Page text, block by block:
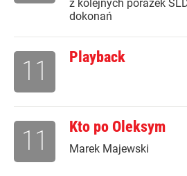
z kolejnych porażek
dokonań
Playback
11
Kto po Oleksym
Marek Majewski
11